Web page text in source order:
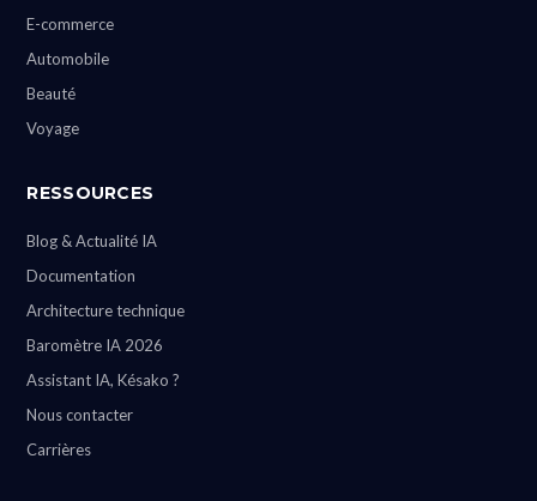
E-commerce
Automobile
Beauté
Voyage
RESSOURCES
Blog & Actualité IA
Documentation
Architecture technique
Baromètre IA 2026
Assistant IA, Késako ?
Nous contacter
Carrières